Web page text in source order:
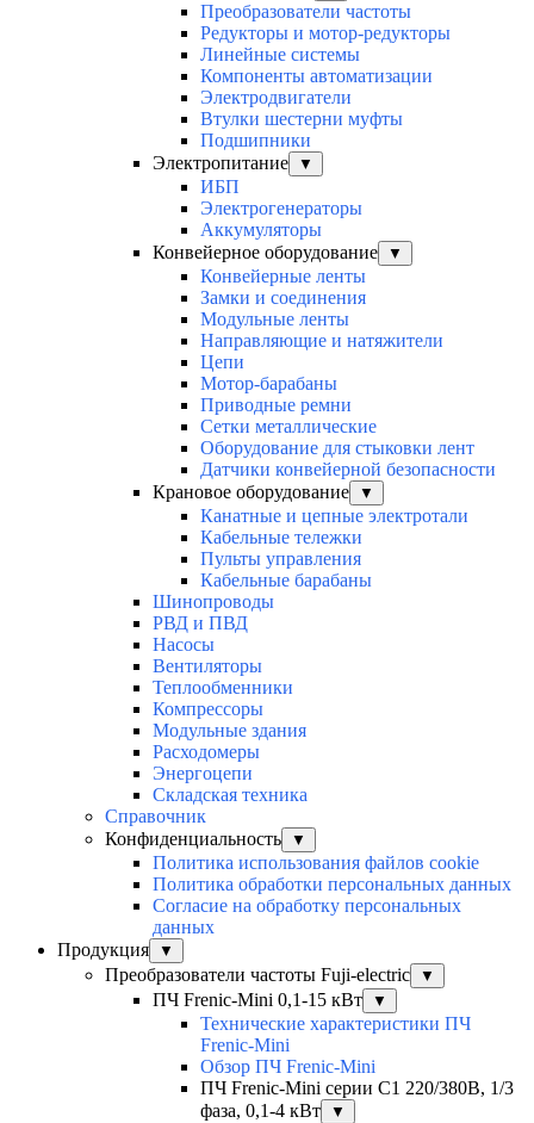
Преобразователи частоты
Редукторы и мотор-редукторы
Линейные системы
Компоненты автоматизации
Электродвигатели
Втулки шестерни муфты
Подшипники
Электропитание
▼
ИБП
Электрогенераторы
Аккумуляторы
Конвейерное оборудование
▼
Конвейерные ленты
Замки и соединения
Модульные ленты
Направляющие и натяжители
Цепи
Мотор-барабаны
Приводные ремни
Сетки металлические
Оборудование для стыковки лент
Датчики конвейерной безопасности
Крановое оборудование
▼
Канатные и цепные электротали
Кабельные тележки
Пульты управления
Кабельные барабаны
Шинопроводы
РВД и ПВД
Насосы
Вентиляторы
Теплообменники
Компрессоры
Модульные здания
Расходомеры
Энергоцепи
Складская техника
Справочник
Конфиденциальность
▼
Политика использования файлов cookie
Политика обработки персональных данных
Согласие на обработку персональных
данных
Продукция
▼
Преобразователи частоты Fuji-electric ▼
ПЧ Frenic-Mini 0,1-15 кВт ▼
Технические характеристики ПЧ
Frenic-Mini
Обзор ПЧ Frenic-Mini
ПЧ Frenic-Mini серии C1 220/380В, 1/3
фаза, 0,1-4 кВт
▼